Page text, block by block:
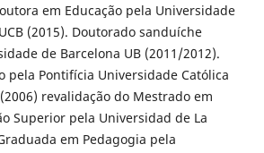
em Educação pela Universidade
(2015). Doutorado sanduíche
de Barcelona UB (2011/2012).
pela Pontifícia Universidade Católica
revalidação do Mestrado em
Superior pela Universidad de La
em Pedagogia pela